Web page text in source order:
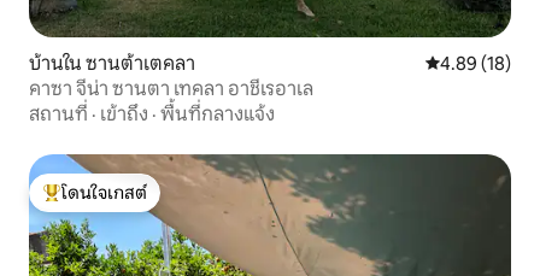
บ้านใน ซานต้าเตคลา คะแนนเฉลี่ย
4.89 (18)
คาซา จีน่า ซานตา เทคลา อาชีเรอาเล
สถานที่ · เข้าถึง · พื้นที่กลางแจ้ง
โดนใจเกสต์ที่สุด
โดนใจเกสต์